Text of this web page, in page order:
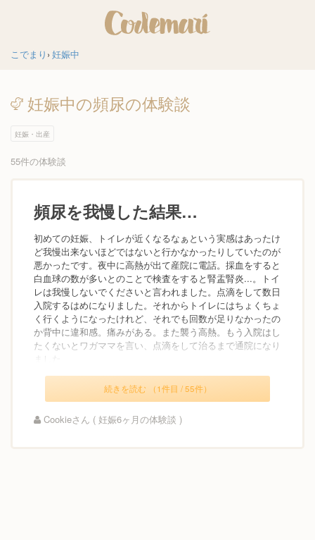
こでまり 妊娠中
妊娠中の頻尿の体験談
妊娠・出産
55件の体験談
頻尿を我慢した結果…
初めての妊娠、トイレが近くなるなぁという実感はあったけ
ど我慢出来ないほどではないと行かなかったりしていたのが
悪かったです。夜中に高熱が出て産院に電話。採血をすると
白血球の数が多いとのことで検査をすると腎盂腎炎...。トイ
レは我慢しないでくださいと言われました。点滴をして数日
入院するはめになりました。それからトイレにはちょくちょ
く行くようになったけれど、それでも回数が足りなかったの
か背中に違和感。痛みがある。また襲う高熱。もう入院はし
たくないとワガママを言い、点滴をして治るまで通院になり
ました。
続きを読む （1件目 / 55件）
Cookieさん ( 妊娠6ヶ月の体験談 )